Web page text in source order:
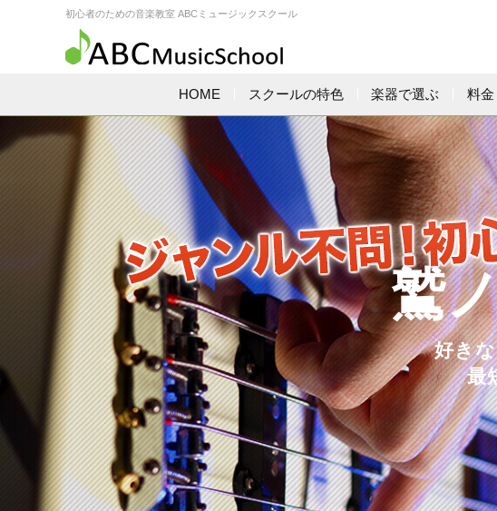
初心者のための音楽教室 ABCミュージックスクール
HOME スクールの特色 楽器で選ぶ 料金
鷲
好き
最